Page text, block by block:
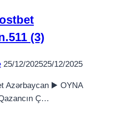
(3)
25/12/202525/12/2025
Azərbaycan ▶️ OYNA
Ç…